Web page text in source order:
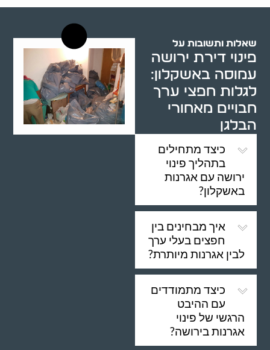
שאלות ותשובות על
פינוי דירת ירושה
עמוסה באשקלון:
לגלות חפצי ערך
חבויים מאחורי
הבלגן
כיצד מתחילים
בתהליך פינוי
ירושה עם אגרנות
באשקלון?
איך מבחינים בין
חפצים בעלי ערך
לבין אגרנות מיותרת?
כיצד מתמודדים
עם ההיבט
הרגשי של פינוי
אגרנות בירושה?